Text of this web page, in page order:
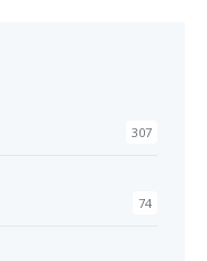
307
74